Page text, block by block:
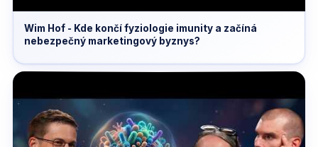
Wim Hof - Kde končí fyziologie imunity a začíná
nebezpečný marketingový byznys?